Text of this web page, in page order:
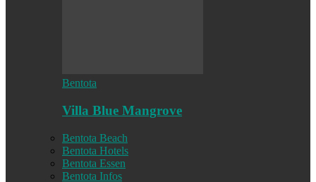
Bentota
Villa Blue Mangrove
Bentota Beach
Bentota Hotels
Bentota Essen
Bentota Infos